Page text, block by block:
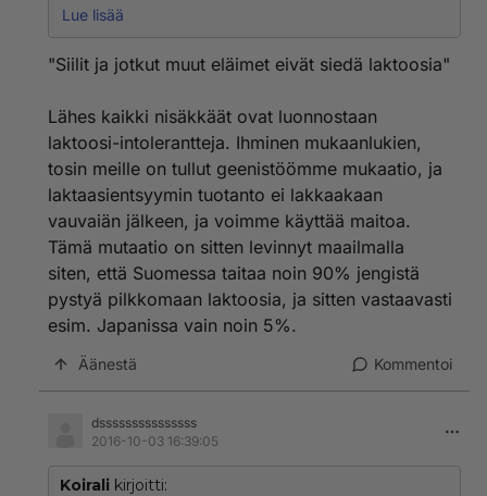
mitään hyötyä, yritätkö, että ihmiset alkavat ottamaan
rotuisia, niin kuin Kissojakin ja muita eläimiä ja jos koira
ahmasee nopeasti suklaata, ni Hänen sydän pysähtyy,
pitää tietää mitä antaa, koska siilit ja jotkut muut
eläimet eivät siedä laktoosia, joten maidon pitää olla
laktoositonta ja niin myös jogurtin. Suola on myös
eläimille melko haitallista. Koirasi on syönyt niin hitaasti,
että Hän jäi henkiin, mutta jotkut koirat ahmivat ja
saattavat saada sydärin hetkessä.
Lue lisää
"Siilit ja jotkut muut eläimet eivät siedä laktoosia"
Lähes kaikki nisäkkäät ovat luonnostaan
laktoosi-intolerantteja. Ihminen mukaanlukien,
tosin meille on tullut geenistöömme mukaatio, ja
laktaasientsyymin tuotanto ei lakkaakaan
vauvaiän jälkeen, ja voimme käyttää maitoa.
Tämä mutaatio on sitten levinnyt maailmalla
siten, että Suomessa taitaa noin 90% jengistä
pystyä pilkkomaan laktoosia, ja sitten vastaavasti
esim. Japanissa vain noin 5%.
Äänestä Kommentoi
dsssssssssssssss
2016-10-03 16:39:05
Koirali kirjoitti: